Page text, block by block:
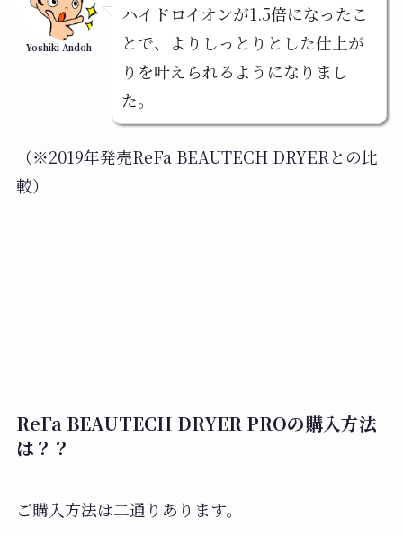
Yoshiki Andoh
ハイドロイオンが1.5倍になったこ
とで、よりしっとりとした仕上が
りを叶えられるようになりまし
た。
（※2019年発売ReFa BEAUTECH DRYERとの比
較）
ReFa BEAUTECH DRYER PROの購入方法
は？？
ご購入方法は二通りあります。